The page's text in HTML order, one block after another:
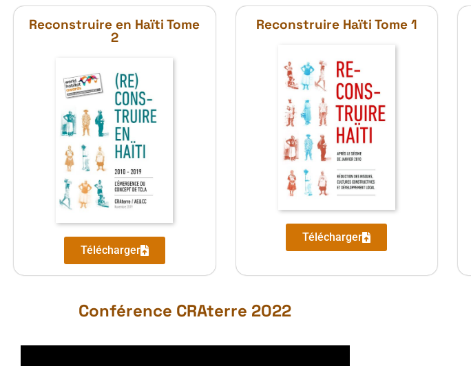
Reconstruire en Haïti Tome
2
Télécharger
Reconstruire Haïti Tome 1
Télécharger
Conférence CRAterre 2022